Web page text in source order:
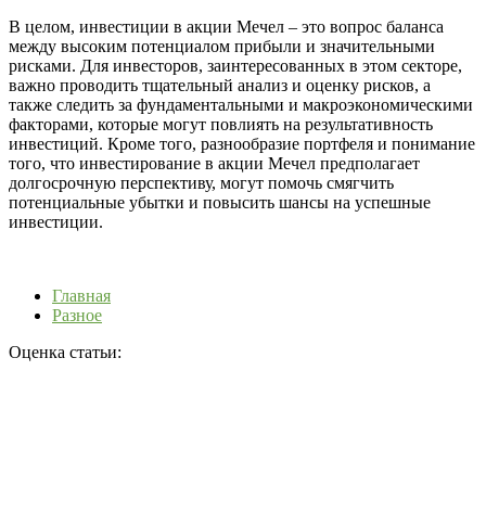
В целом, инвестиции в акции Мечел – это вопрос баланса
между высоким потенциалом прибыли и значительными
рисками. Для инвесторов, заинтересованных в этом секторе,
важно проводить тщательный анализ и оценку рисков, а
также следить за фундаментальными и макроэкономическими
факторами, которые могут повлиять на результативность
инвестиций. Кроме того, разнообразие портфеля и понимание
того, что инвестирование в акции Мечел предполагает
долгосрочную перспективу, могут помочь смягчить
потенциальные убытки и повысить шансы на успешные
инвестиции.
Главная
Разное
Оценка статьи: